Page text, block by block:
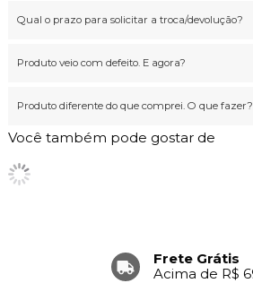
Qual o prazo para solicitar a troca/devolução?
Produto veio com defeito. E agora?
Produto diferente do que comprei. O que fazer?
Você também pode gostar de
Frete Grátis
Acima de R$